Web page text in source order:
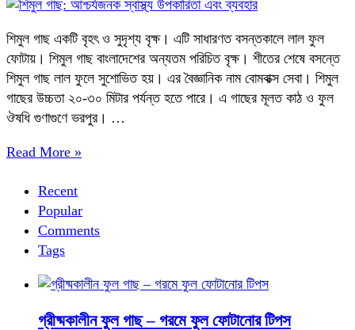
গাছ:
স্বাস্থ্য
উপকারিতা
এবং
ব্যবহার
শিমুল গাছ একটি বৃহৎ ও সুদৃশ্য বৃক্ষ। এটি সাধারণত বসন্তকালে লাল ফুল
ফোটায়। শিমুল গাছ বাংলাদেশের অন্যতম পরিচিত বৃক্ষ। শীতের শেষে বসন্তে
শিমুল গাছ লাল ফুলে সুশোভিত হয়। এর বৈজ্ঞানিক নাম বোমবাক্স সেবা। শিমুল
গাছের উচ্চতা ২০-৩০ মিটার পর্যন্ত হতে পারে। এ গাছের মূলত কাঠ ও ফুল
ঔষধি গুণাগুণে ভরপুর। …
Read More »
Recent
Popular
Comments
Tags
গ্রীষ্মকালীন ফুল গাছ – গরমে ফুল ফোটানোর টিপস